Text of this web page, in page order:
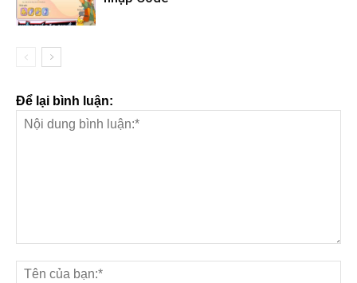
Để lại bình luận: